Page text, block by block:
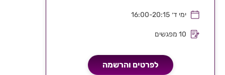
ימי ד׳ 16:00-20:15
10 מפגשים
לפרטים והרשמה